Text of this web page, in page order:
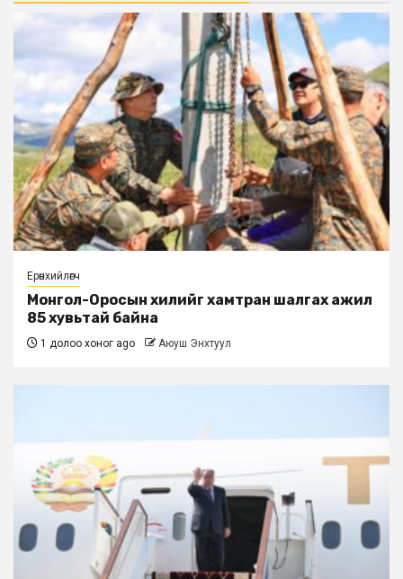
Ерөнхийлөгч
Монгол-Оросын хилийг хамтран шалгах ажил
85 хувьтай байна
1 долоо хоног ago Аюуш Энхтуул